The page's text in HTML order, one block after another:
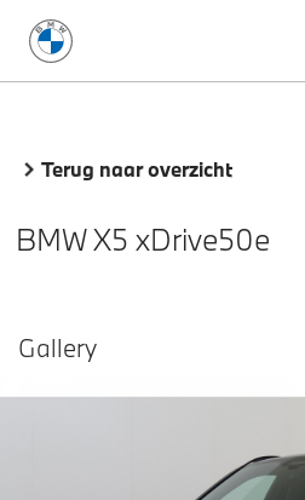
Terug naar overzicht
BMW X5 xDrive50e
Gallery